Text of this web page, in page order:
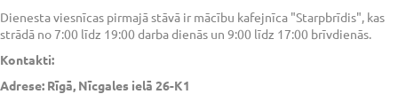
Dienesta viesnīcas pirmajā stāvā ir mācību kafejnīca "Starpbrīdis", kas
strādā no 7:00 līdz 19:00 darba dienās un 9:00 līdz 17:00 brīvdienās.
Kontakti:
Adrese: Rīgā, Nīcgales ielā 26-K1